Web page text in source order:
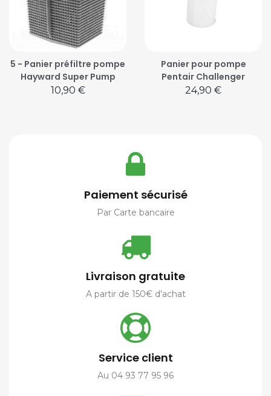
5 - Panier préfiltre pompe
Hayward Super Pump
Prix
10,90 €
Panier pour pompe
Pentair Challenger
Prix
24,90 €
Paiement sécurisé
Par Carte bancaire
Livraison gratuite
A partir de 150€ d'achat
Service client
Au 04 93 77 95 96